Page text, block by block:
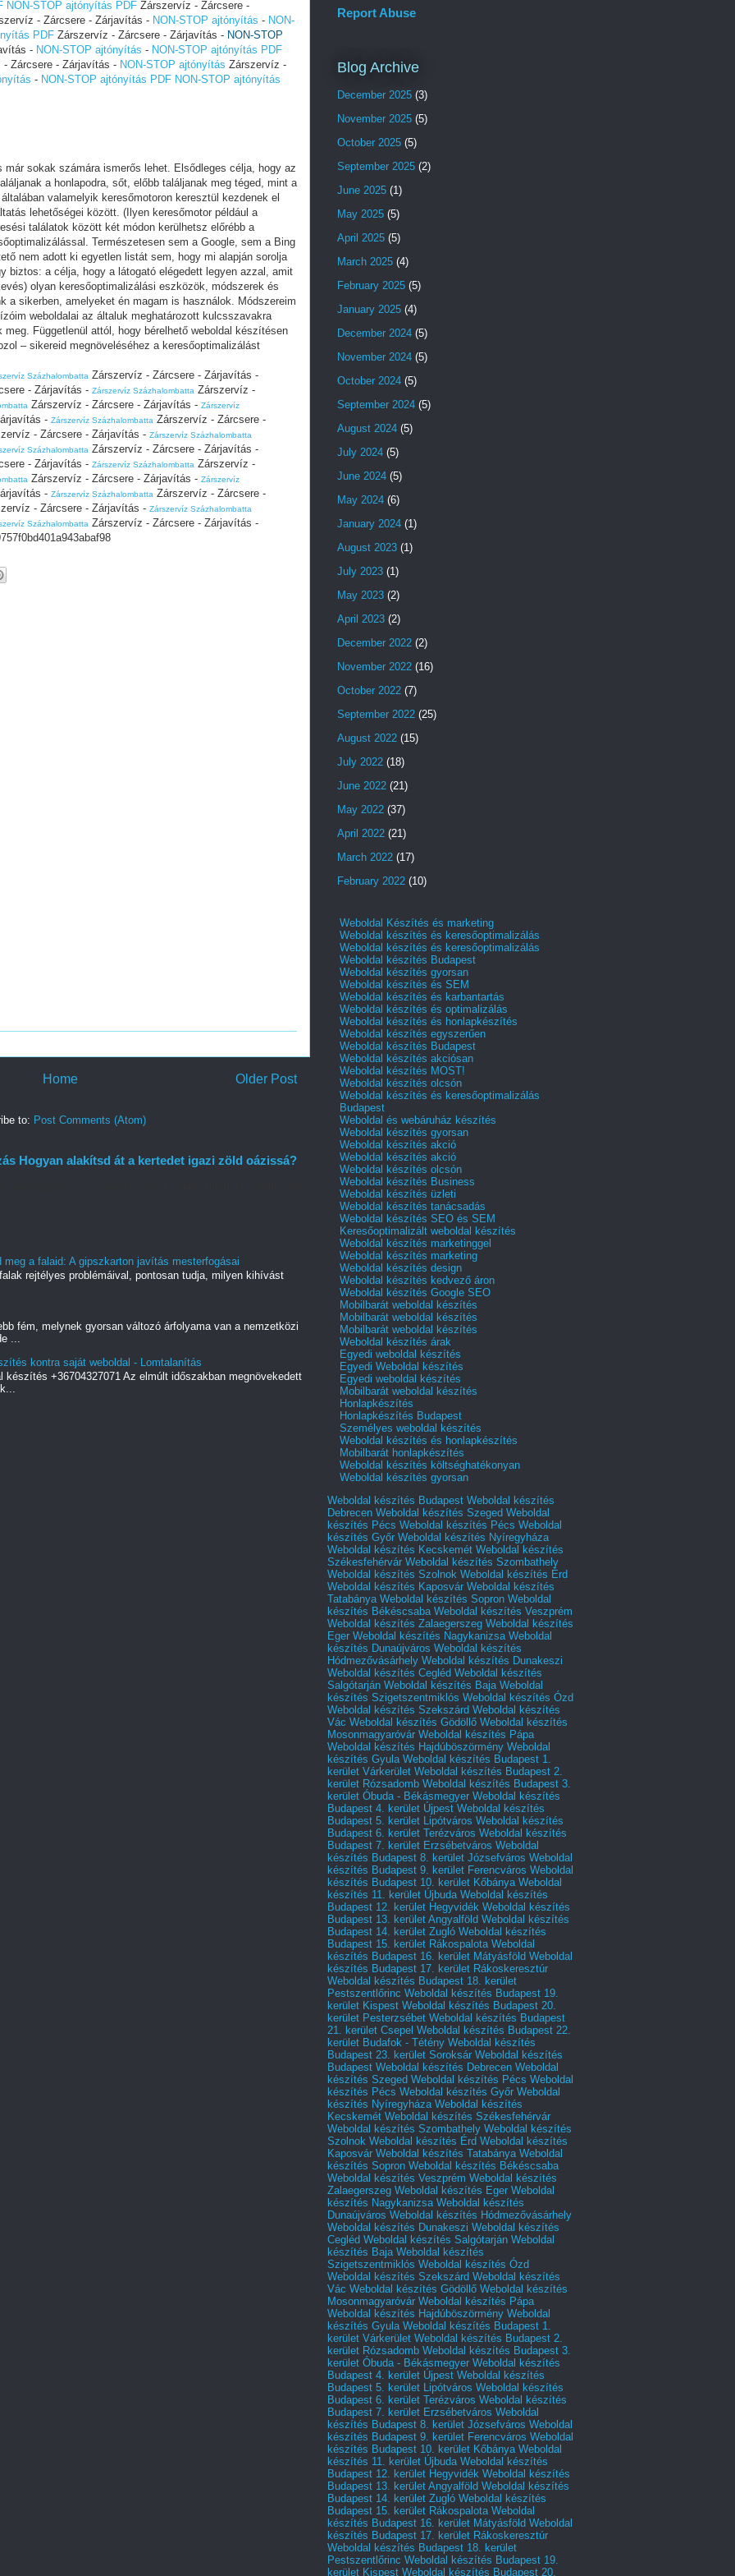
NON-STOP ajtónyítás PDF Zárszervíz - Zárcsere -
- Zárcsere - Zárjavítás - NON-STOP ajtónyítás - NON-
PDF Zárszervíz - Zárcsere - Zárjavítás - NON-STOP
- NON-STOP ajtónyítás - NON-STOP ajtónyítás PDF
- Zárcsere - Zárjavítás - NON-STOP ajtónyítás Zárszervíz -
- NON-STOP ajtónyítás PDF NON-STOP ajtónyítás
sokak számára ismerős lehet. Elsődleges célja, hogy az
a honlapodra, sőt, előbb találjanak meg téged, mint a
valamelyik keresőmotoron keresztül kezdenek el
lehetőségei között. (Ilyen keresőmotor például a
találatok között két módon kerülhetsz előrébb a
Természetesen sem a Google, sem a Bing
nem adott ki egyetlen listát sem, hogy mi alapján sorolja
biztos: a célja, hogy a látogató elégedett legyen azzal, amit
olyan keresőoptimalizálási eszközök, módszerek és
a sikerben, amelyeket én magam is használok. Módszereim
weboldalai az általuk meghatározott kulcsszavakra
Függetlenül attól, hogy bérelhető weboldal készítésen
– sikereid megnöveléséhez a keresőoptimalizálást
Százhalombatta Zárszervíz - Zárcsere - Zárjavítás -
- Zárjavítás - Zárszervíz Százhalombatta Zárszervíz -
Zárszervíz - Zárcsere - Zárjavítás - Zárszervíz
- Zárszervíz Százhalombatta Zárszervíz - Zárcsere -
- Zárcsere - Zárjavítás - Zárszervíz Százhalombatta
Százhalombatta Zárszervíz - Zárcsere - Zárjavítás -
- Zárjavítás - Zárszervíz Százhalombatta Zárszervíz -
Zárszervíz - Zárcsere - Zárjavítás - Zárszervíz
- Zárszervíz Százhalombatta Zárszervíz - Zárcsere -
- Zárcsere - Zárjavítás - Zárszervíz Százhalombatta
Százhalombatta Zárszervíz - Zárcsere - Zárjavítás -
Older Post
Home
to: Post Comments (Atom)
Hogyan alakítsd át a kertedet igazi zöld oázissá?
a falaid: A gipszkarton javítás mesterfogásai
rejtélyes problémáival, pontosan tudja, milyen kihívást
fém, melynek gyorsan változó árfolyama van a nemzetközi
...
kontra saját weboldal - Lomtalanítás
készítés +36704327071 Az elmúlt időszakban megnövekedett
Report Abuse
Blog Archive
December 2025 (3)
November 2025 (5)
October 2025 (5)
September 2025 (2)
June 2025 (1)
May 2025 (5)
April 2025 (5)
March 2025 (4)
February 2025 (5)
January 2025 (4)
December 2024 (5)
November 2024 (5)
October 2024 (5)
September 2024 (5)
August 2024 (5)
July 2024 (5)
June 2024 (5)
May 2024 (6)
January 2024 (1)
August 2023 (1)
July 2023 (1)
May 2023 (2)
April 2023 (2)
December 2022 (2)
November 2022 (16)
October 2022 (7)
September 2022 (25)
August 2022 (15)
July 2022 (18)
June 2022 (21)
May 2022 (37)
April 2022 (21)
March 2022 (17)
February 2022 (10)
Weboldal Készítés és marketing
Weboldal készítés és keresőoptimalizálás
Weboldal készítés és keresőoptimalizálás
Weboldal készítés Budapest
Weboldal készítés gyorsan
Weboldal készítés és SEM
Weboldal készítés és karbantartás
Weboldal készítés és optimalizálás
Weboldal készítés és honlapkészítés
Weboldal készítés egyszerűen
Weboldal készítés Budapest
Weboldal készítés akciósan
Weboldal készítés MOST!
Weboldal készítés olcsón
Weboldal készítés és keresőoptimalizálás
Budapest
Weboldal és webáruház készítés
Weboldal készítés gyorsan
Weboldal készítés akció
Weboldal készítés akció
Weboldal készítés olcsón
Weboldal készítés Business
Weboldal készítés üzleti
Weboldal készítés tanácsadás
Weboldal készítés SEO és SEM
Keresőoptimalizált weboldal készítés
Weboldal készítés marketinggel
Weboldal készítés marketing
Weboldal készítés design
Weboldal készítés kedvező áron
Weboldal készítés Google SEO
Mobilbarát weboldal készítés
Mobilbarát weboldal készítés
Mobilbarát weboldal készítés
Weboldal készítés árak
Egyedi weboldal készítés
Egyedi Weboldal készítés
Egyedi weboldal készítés
Mobilbarát weboldal készítés
Honlapkészítés
Honlapkészítés Budapest
Személyes weboldal készítés
Weboldal készítés és honlapkészítés
Mobilbarát honlapkészítés
Weboldal készítés költséghatékonyan
Weboldal készítés gyorsan
Weboldal készítés Budapest Weboldal készítés
Debrecen Weboldal készítés Szeged Weboldal
készítés Pécs Weboldal készítés Pécs Weboldal
készítés Győr Weboldal készítés Nyíregyháza
Weboldal készítés Kecskemét Weboldal készítés
Székesfehérvár Weboldal készítés Szombathely
Weboldal készítés Szolnok Weboldal készítés Érd
Weboldal készítés Kaposvár Weboldal készítés
Tatabánya Weboldal készítés Sopron Weboldal
készítés Békéscsaba Weboldal készítés Veszprém
Weboldal készítés Zalaegerszeg Weboldal készítés
Eger Weboldal készítés Nagykanizsa Weboldal
készítés Dunaújváros Weboldal készítés
Hódmezővásárhely Weboldal készítés Dunakeszi
Weboldal készítés Cegléd Weboldal készítés
Salgótarján Weboldal készítés Baja Weboldal
készítés Szigetszentmiklós Weboldal készítés Ózd
Weboldal készítés Szekszárd Weboldal készítés
Vác Weboldal készítés Gödöllő Weboldal készítés
Mosonmagyaróvár Weboldal készítés Pápa
Weboldal készítés Hajdúböszörmény Weboldal
készítés Gyula Weboldal készítés Budapest 1.
kerület Várkerület Weboldal készítés Budapest 2.
kerület Rózsadomb Weboldal készítés Budapest 3.
kerület Óbuda - Békásmegyer Weboldal készítés
Budapest 4. kerület Újpest Weboldal készítés
Budapest 5. kerület Lipótváros Weboldal készítés
Budapest 6. kerület Terézváros Weboldal készítés
Budapest 7. kerület Erzsébetváros Weboldal
készítés Budapest 8. kerület Józsefváros Weboldal
készítés Budapest 9. kerület Ferencváros Weboldal
készítés Budapest 10. kerület Kőbánya Weboldal
készítés 11. kerület Újbuda Weboldal készítés
Budapest 12. kerület Hegyvidék Weboldal készítés
Budapest 13. kerület Angyalföld Weboldal készítés
Budapest 14. kerület Zugló Weboldal készítés
Budapest 15. kerület Rákospalota Weboldal
készítés Budapest 16. kerület Mátyásföld Weboldal
készítés Budapest 17. kerület Rákoskeresztúr
Weboldal készítés Budapest 18. kerület
Pestszentlőrinc Weboldal készítés Budapest 19.
kerület Kispest Weboldal készítés Budapest 20.
kerület Pesterzsébet Weboldal készítés Budapest
21. kerület Csepel Weboldal készítés Budapest 22.
kerület Budafok - Tétény Weboldal készítés
Budapest 23. kerület Soroksár Weboldal készítés
Budapest Weboldal készítés Debrecen Weboldal
készítés Szeged Weboldal készítés Pécs Weboldal
készítés Pécs Weboldal készítés Győr Weboldal
készítés Nyíregyháza Weboldal készítés
Kecskemét Weboldal készítés Székesfehérvár
Weboldal készítés Szombathely Weboldal készítés
Szolnok Weboldal készítés Érd Weboldal készítés
Kaposvár Weboldal készítés Tatabánya Weboldal
készítés Sopron Weboldal készítés Békéscsaba
Weboldal készítés Veszprém Weboldal készítés
Zalaegerszeg Weboldal készítés Eger Weboldal
készítés Nagykanizsa Weboldal készítés
Dunaújváros Weboldal készítés Hódmezővásárhely
Weboldal készítés Dunakeszi Weboldal készítés
Cegléd Weboldal készítés Salgótarján Weboldal
készítés Baja Weboldal készítés
Szigetszentmiklós Weboldal készítés Ózd
Weboldal készítés Szekszárd Weboldal készítés
Vác Weboldal készítés Gödöllő Weboldal készítés
Mosonmagyaróvár Weboldal készítés Pápa
Weboldal készítés Hajdúböszörmény Weboldal
készítés Gyula Weboldal készítés Budapest 1.
kerület Várkerület Weboldal készítés Budapest 2.
kerület Rózsadomb Weboldal készítés Budapest 3.
kerület Óbuda - Békásmegyer Weboldal készítés
Budapest 4. kerület Újpest Weboldal készítés
Budapest 5. kerület Lipótváros Weboldal készítés
Budapest 6. kerület Terézváros Weboldal készítés
Budapest 7. kerület Erzsébetváros Weboldal
készítés Budapest 8. kerület Józsefváros Weboldal
készítés Budapest 9. kerület Ferencváros Weboldal
készítés Budapest 10. kerület Kőbánya Weboldal
készítés 11. kerület Újbuda Weboldal készítés
Budapest 12. kerület Hegyvidék Weboldal készítés
Budapest 13. kerület Angyalföld Weboldal készítés
Budapest 14. kerület Zugló Weboldal készítés
Budapest 15. kerület Rákospalota Weboldal
készítés Budapest 16. kerület Mátyásföld Weboldal
készítés Budapest 17. kerület Rákoskeresztúr
Weboldal készítés Budapest 18. kerület
Pestszentlőrinc Weboldal készítés Budapest 19.
kerület Kispest Weboldal készítés Budapest 20.